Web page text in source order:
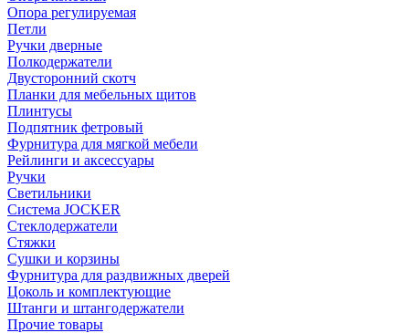
Опора регулируемая
Петли
Ручки дверные
Полкодержатели
Двусторонний скотч
Планки для мебельных щитов
Плинтусы
Подпятник фетровый
Фурнитура для мягкой мебели
Рейлинги и аксессуары
Ручки
Светильники
Система JOCKER
Стеклодержатели
Стяжки
Сушки и корзины
Фурнитура для раздвижных дверей
Цоколь и комплектующие
Штанги и штангодержатели
Прочие товары